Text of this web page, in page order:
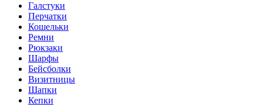
Галстуки
Перчатки
Кошельки
Ремни
Рюкзаки
Шарфы
Бейсболки
Визитницы
Шапки
Кепки